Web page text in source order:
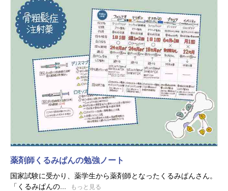
薬剤師くるみぱんの勉強ノート
国家試験に受かり、薬学生から薬剤師となったくるみぱんさん。
「くるみぱんの...
もっと見る